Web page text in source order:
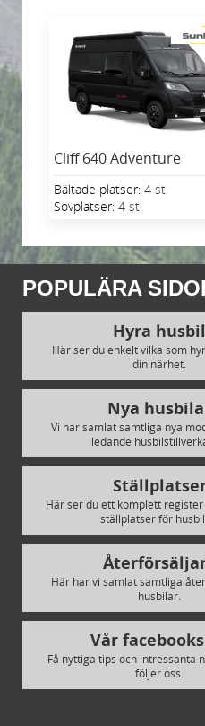
Cliff 640 Adventure
Bältade platser: 4 st
Sovplatser: 4 st
POPULÄRA
Hyra husbil
Här ser du enkelt vilka som
din närhet.
Nya
Vi har samlat samtliga nya
ledande
Här ser du ett komplett register
ställplatser för
Här har vi samlat samtliga
husbilar.
Vår
Få nyttiga tips och intressanta
följer oss.